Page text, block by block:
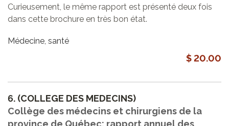
Curieusement, le même rapport est présenté deux fois
dans cette brochure en très bon état.
Médecine, santé
$ 20.00
6. (COLLEGE DES MEDECINS)
Collège des médecins et chirurgiens de la
province de Québec: rapport annuel des